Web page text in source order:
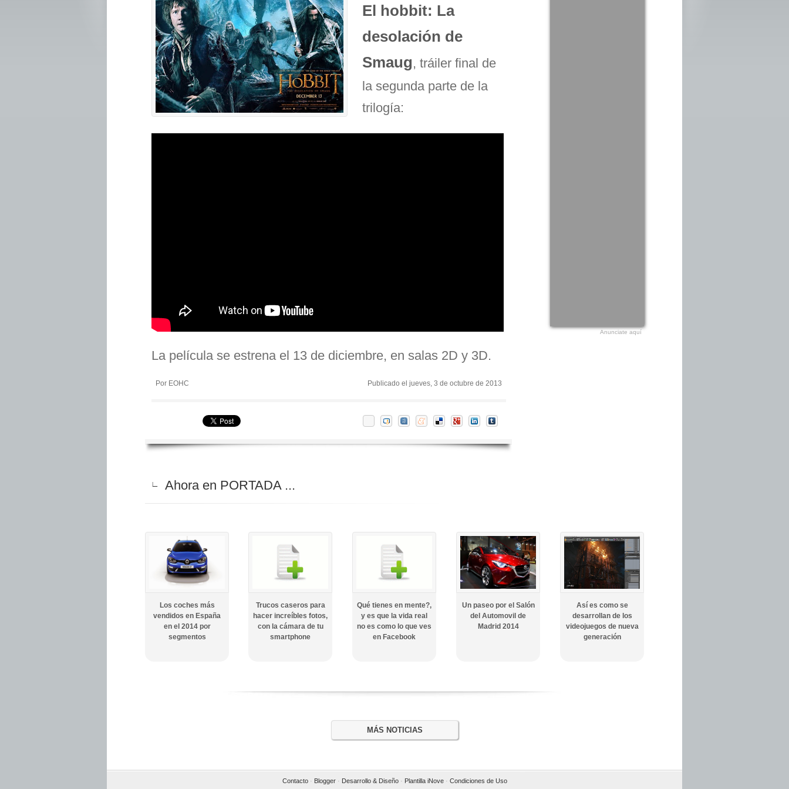
El hobbit: La
desolación de
Smaug, tráiler final de
la segunda parte de la
trilogía:
La película se estrena el 13 de diciembre, en salas 2D y 3D.
Por EOHC Publicado el jueves, 3 de octubre de 2013
Anunciate aquí
∟ Ahora en PORTADA ...
Los coches más
vendidos en España
en el 2014 por
segmentos
Trucos caseros para
hacer increíbles fotos,
con la cámara de tu
smartphone
Qué tienes en mente?,
y es que la vida real
no es como lo que ves
en Facebook
Un paseo por el Salón
del Automovil de
Madrid 2014
Así es como se
desarrollan de los
videojuegos de nueva
generación
MÁS NOTICIAS
Contacto· Blogger· Desarrollo & Diseño· Plantilla iNove· Condiciones de Uso